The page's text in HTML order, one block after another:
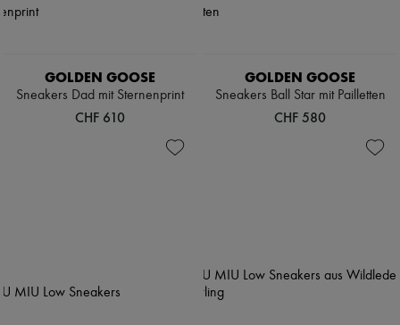
GOLDEN GOOSE
Sneakers Dad mit Sternenprint
CHF 610
GOLDEN GOOSE
Sneakers Ball Star mit Pailletten
CHF 580